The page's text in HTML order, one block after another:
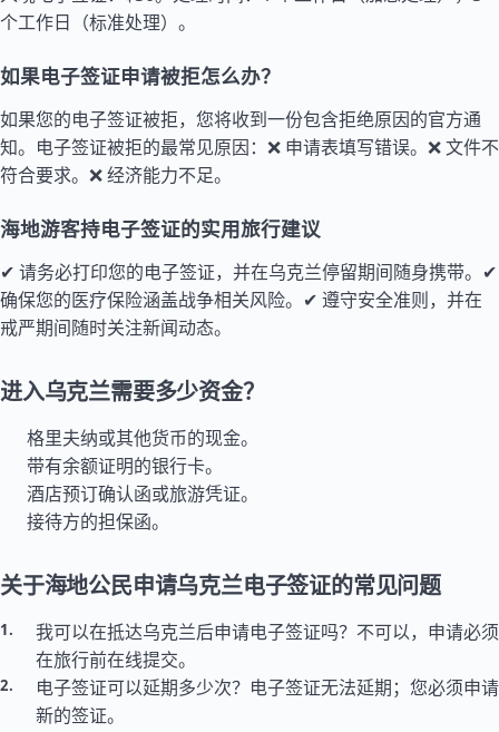
个工作日（标准处理）。
如果电子签证申请被拒怎么办？
如果您的电子签证被拒，您将收到一份包含拒绝原因的官方通
知。电子签证被拒的最常见原因：❌ 申请表填写错误。❌ 文件不
符合要求。❌ 经济能力不足。
海地游客持电子签证的实用旅行建议
✔ 请务必打印您的电子签证，并在乌克兰停留期间随身携带。✔
确保您的医疗保险涵盖战争相关风险。✔ 遵守安全准则，并在
戒严期间随时关注新闻动态。
进入乌克兰需要多少资金？
格里夫纳或其他货币的现金。
带有余额证明的银行卡。
酒店预订确认函或旅游凭证。
接待方的担保函。
关于海地公民申请乌克兰电子签证的常见问题
我可以在抵达乌克兰后申请电子签证吗？不可以，申请必须
在旅行前在线提交。
电子签证可以延期多少次？电子签证无法延期；您必须申请
新的签证。